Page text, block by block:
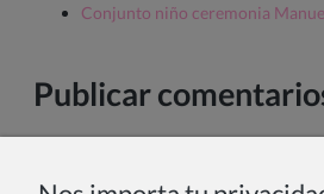
Conjunto niño ceremonia
Publicar